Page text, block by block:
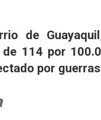
de
114 por
por guerras